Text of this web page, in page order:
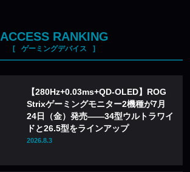
ACCESS RANKING
ゲーミングデバイス
【280Hz+0.03ms+QD-OLED】ROG
Strixゲーミングモニター2機種が7月
24日（金）発売——34型ウルトラワイ
ドと26.5型をラインアップ
2026.8.3